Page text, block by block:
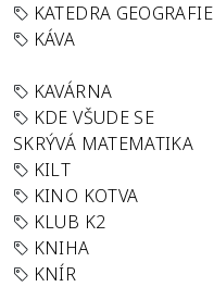
KATEDRA GEOGRAFIE
KÁVA
KAVÁRNA
KDE VŠUDE SE
SKRÝVÁ MATEMATIKA
KILT
KINO KOTVA
KLUB K2
KNIHA
KNÍR